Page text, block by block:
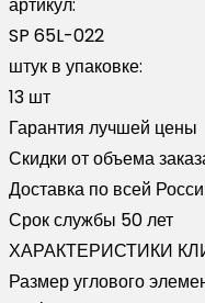
артикул:
SP 65L-022
штук в упаковке:
13 шт
Гарантия лучшей цены
Скидки от объема
Доставка по всей
Срок службы 50 лет
ХАРАКТЕРИСТИКИ
Размер углового